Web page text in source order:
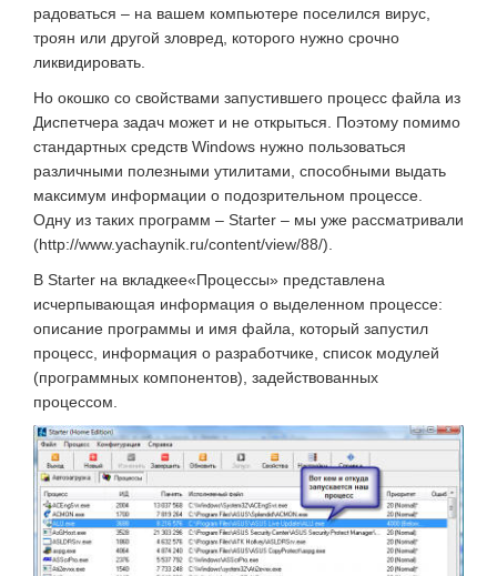
радоваться – на вашем компьютере поселился вирус,
троян или другой зловред, которого нужно срочно
ликвидировать.
Но окошко со свойствами запустившего процесс файла из
Диспетчера задач может и не открыться. Поэтому помимо
стандартных средств Windows нужно пользоваться
различными полезными утилитами, способными выдать
максимум информации о подозрительном процессе.
Одну из таких программ – Starter – мы уже рассматривали
(http://www.yachaynik.ru/content/view/88/).
В Starter на вкладкее«Процессы» представлена
исчерпывающая информация о выделенном процессе:
описание программы и имя файла, который запустил
процесс, информация о разработчике, список модулей
(программных компонентов), задействованных
процессом.